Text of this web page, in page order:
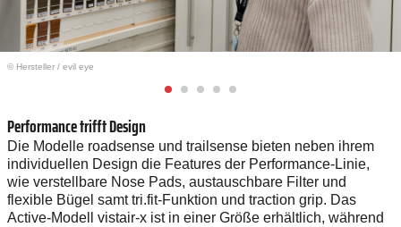
© Hersteller / evil eye
Performance trifft Design
Die Modelle roadsense und trailsense bieten neben ihrem
individuellen Design die Features der Performance-Linie,
wie verstellbare Nose Pads, austauschbare Filter und
flexible Bügel samt tri.fit-Funktion und traction grip. Das
Active-Modell vistair-x ist in einer Größe erhältlich, während